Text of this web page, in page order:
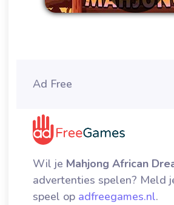
Ad Free
Wil je Mahjong African
advertenties spelen? Meld
speel op adfreegames.nl.